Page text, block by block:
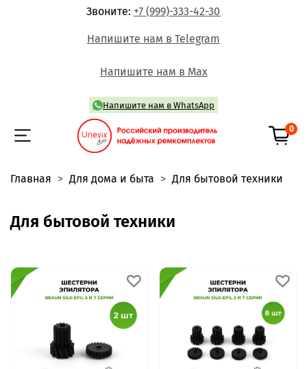
Звоните: +7 (999)-333-42-30
Напишите нам в Telegram
Напишите нам в Max
Напишите нам в WhatsApp
0
Главная Для дома и быта Для бытовой техники
Для бытовой техники